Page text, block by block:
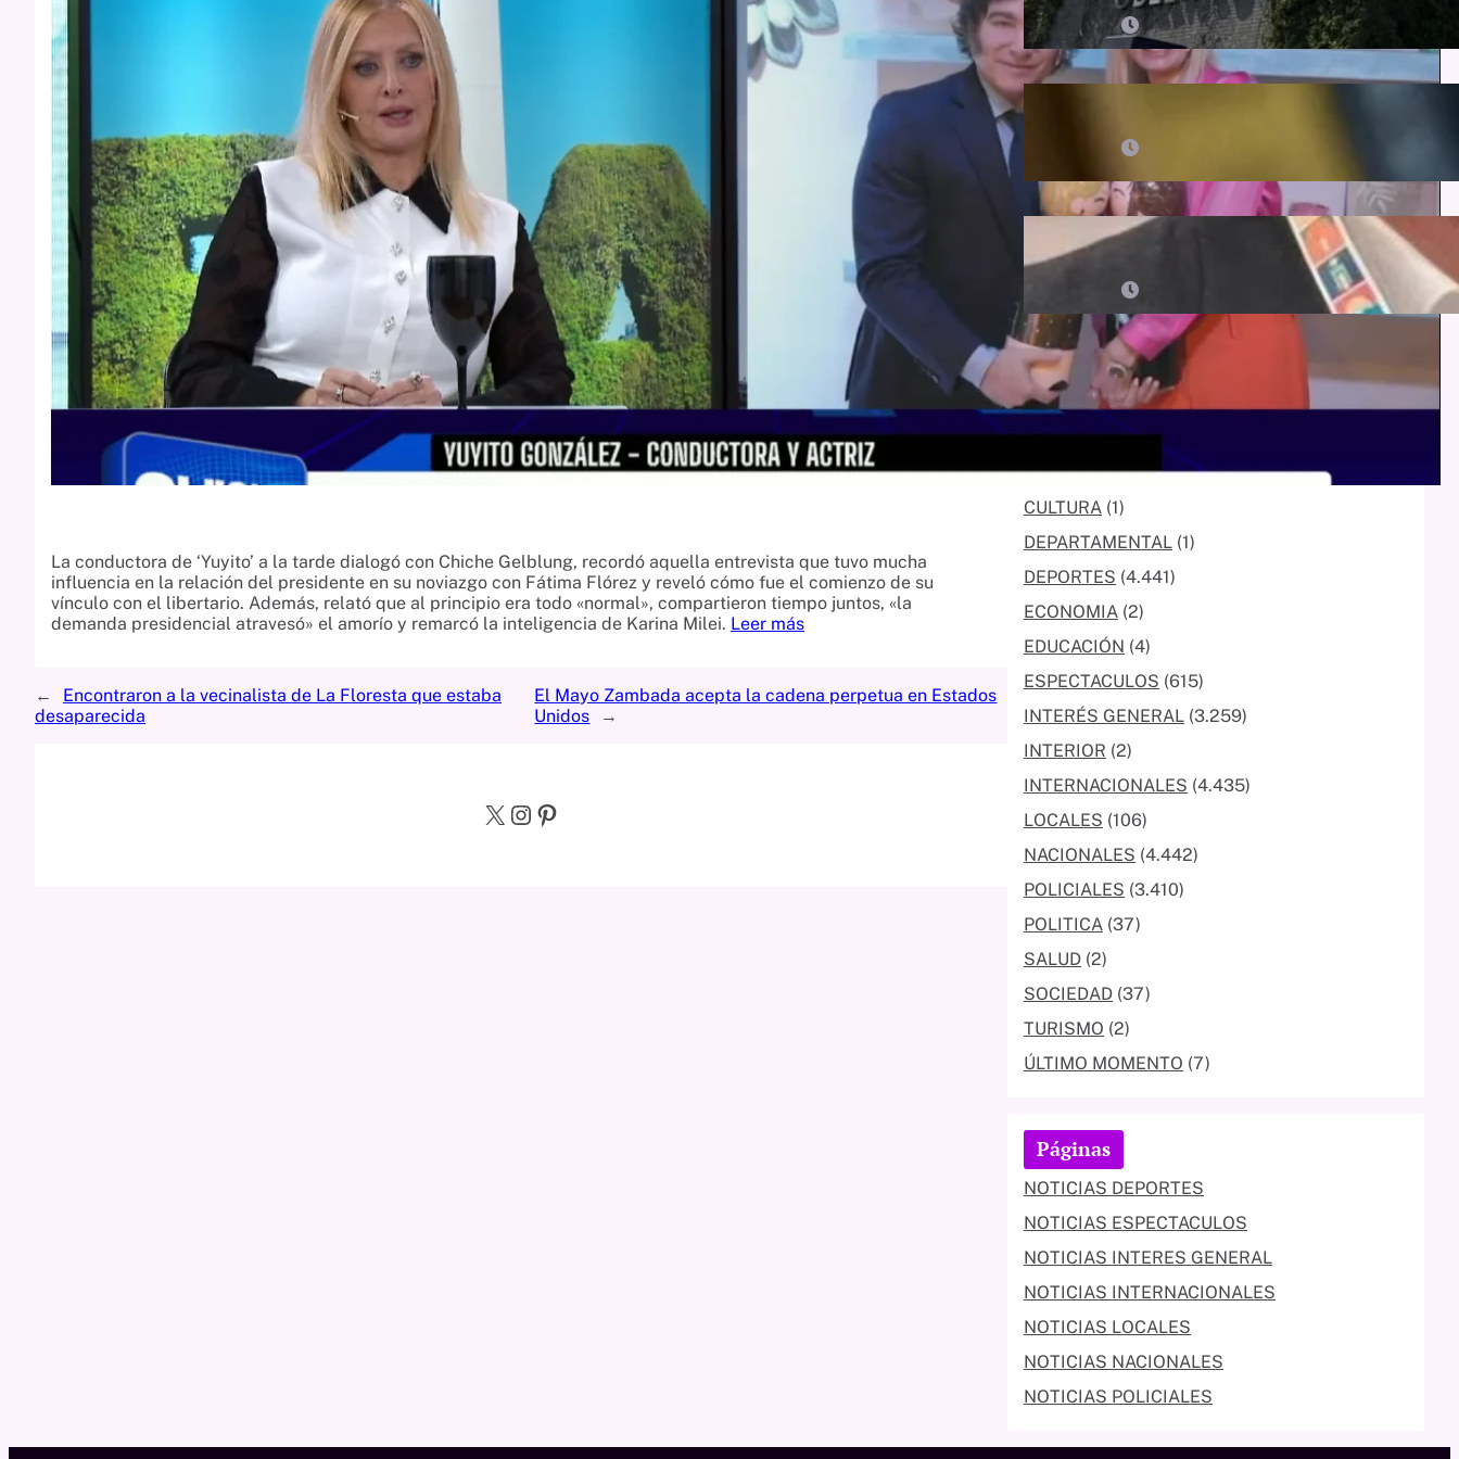
La conductora de ‘Yuyito’ a la tarde dialogó con Chiche Gelblung, recordó aquella entrevista que tuvo mucha
influencia en la relación del presidente en su noviazgo con Fátima Flórez y reveló cómo fue el comienzo de su
vínculo con el libertario. Además, relató que al principio era todo «normal», compartieron tiempo juntos, «la
demanda presidencial atravesó» el amorío y remarcó la inteligencia de Karina Milei. Leer más
←
Encontraron a la vecinalista de La Floresta que estaba
desaparecida
El Mayo Zambada acepta la cadena perpetua en Estados
Unidos
→
X Instagram Pinterest
de su dueño
08/08/2026
Las razones del sugestivo cambio de
postura de Candela Arizaga y los
beneficios de ser un Moyano
Categorías
ACTUALIDAD(98)
CLIMA(3)
CULTURA (1)
DEPARTAMENTAL (1)
DEPORTES (4.441)
ECONOMIA (2)
EDUCACIÓN (4)
ESPECTACULOS (615)
INTERÉS GENERAL (3.259)
INTERIOR (2)
INTERNACIONALES (4.435)
LOCALES (106)
NACIONALES (4.442)
POLICIALES (3.410)
POLITICA (37)
SALUD (2)
SOCIEDAD (37)
TURISMO (2)
ÚLTIMO MOMENTO (7)
Páginas
NOTICIAS DEPORTES
NOTICIAS ESPECTACULOS
NOTICIAS INTERES GENERAL
NOTICIAS INTERNACIONALES
NOTICIAS LOCALES
NOTICIAS NACIONALES
NOTICIAS POLICIALES